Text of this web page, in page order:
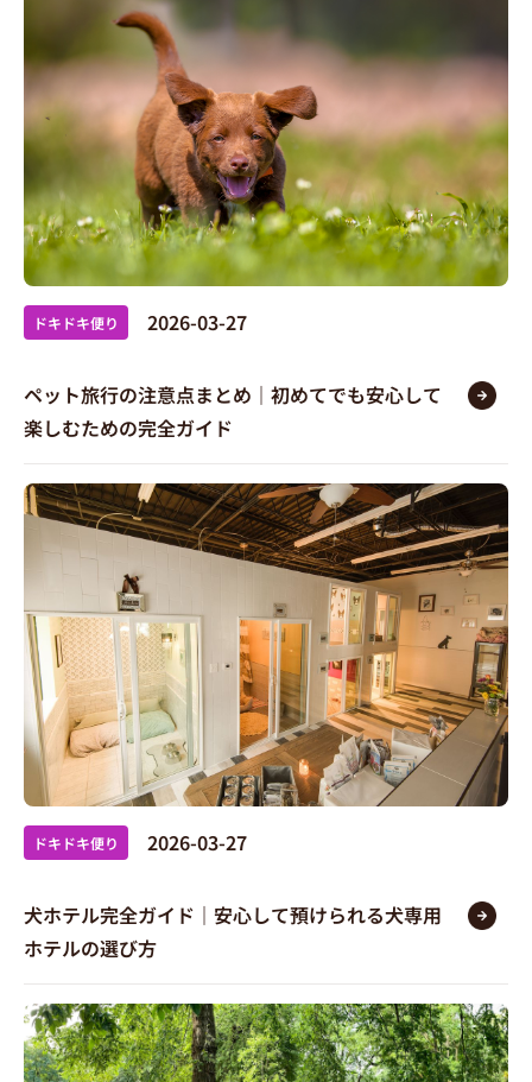
ドキドキ便り 2026-03-27
ペット旅行の注意点まとめ｜初めてでも安心して
楽しむための完全ガイド
ドキドキ便り 2026-03-27
犬ホテル完全ガイド｜安心して預けられる犬専用
ホテルの選び方